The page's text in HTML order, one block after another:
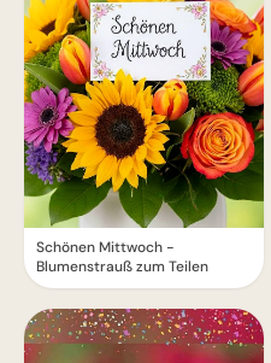
Schönen Mittwoch -
Blumenstrauß zum Teilen